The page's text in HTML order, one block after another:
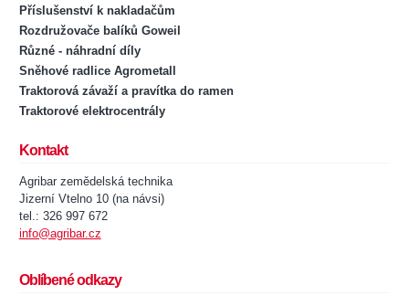
Příslušenství k nakladačům
Rozdružovače balíků Goweil
Různé - náhradní díly
Sněhové radlice Agrometall
Traktorová závaží a pravítka do ramen
Traktorové elektrocentrály
Kontakt
Agribar zemědelská technika
Jizerní Vtelno 10 (na návsi)
tel.: 326 997 672
info@agribar.cz
Oblíbené odkazy